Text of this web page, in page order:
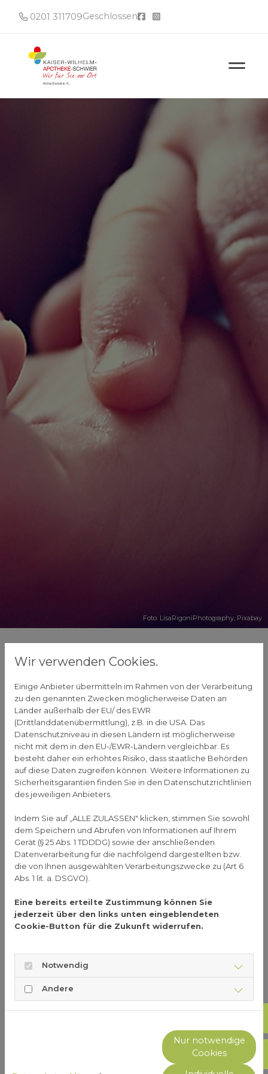
0201 311709Geschlossen
Foto: LisaRigoniPhotography, Pixabay
So schützen Sie
Kinderhaut in der Kälte
18. Januar 2023
Im Winter hat es die Haut schwer: Die Kälte
draußen und die oft trockene Luft drinnen sorgen
dafür, dass die Haut weniger Talg produziert, was
die Geschmeidigkeit der Haut verringert. Auch der
Temperaturunterschied zwischen drinnen und
draußen sorgt für Stress, besonders bei
empfindlicher Kinderhaut.
Doch wie schützt man die Haut von ganz kleinen
und größeren Kindern ausreichend im Winter? Der
Großteil des Kindes ist in der Kälte gut verpackt, die
kalte Luft kommt aber besonders im Gesicht, an
besonders dort auf die richtige Pflege und den
passenden Schutz geachtet werden.
und Lippen
Kinderhaut hat noch einen viel dünnere Hautschicht
als die Haut von Erwachsenen. Deshalb ziehen sich
die Haut wird schlechter durchblutet, sie produziert
nicht mehr so viel Talg, die Feuchtigkeit nimmt ab.
Deshalb sollten Eltern jetzt besonders darauf
Wir verwenden Cookies.
Einige Anbieter übermitteln im Rahmen von der Verarbeitung
zu den genannten Zwecken möglicherweise Daten an
Länder außerhalb der EU/ des EWR
(Drittlanddatenübermittlung), z.B. in die USA. Das
Datenschutzniveau in diesen Ländern ist möglicherweise
nicht mit dem in den EU-/EWR-Ländern vergleichbar. Es
besteht daher ein erhöhtes Risiko, dass staatliche Behörden
auf diese Daten zugreifen können. Weitere Informationen zu
Sicherheitsgarantien finden Sie in den Datenschutzrichtlinien
des jeweiligen Anbieters.
Indem Sie auf „ALLE ZULASSEN" klicken, stimmen Sie sowohl
dem Speichern und Abrufen von Informationen auf Ihrem
Gerät (§ 25 Abs. 1 TDDDG) sowie der anschließenden
Datenverarbeitung für die nachfolgend dargestellten bzw.
die von Ihnen ausgewählten Verarbeitungszwecke zu (Art 6
Abs. 1 lit. a. DSGVO).
Eine bereits erteilte Zustimmung können Sie
jederzeit über den links unten eingeblendeten
Cookie-Button für die Zukunft widerrufen.
Notwendig
Andere
Nur notwendige
Cookies